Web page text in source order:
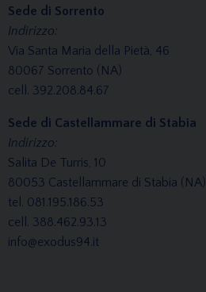
Sede di Sorrento
Indirizzo:
Via Santa Maria della Pietà, 46
80067 Sorrento (NA)
cell. 392.208.84.67
Sede di Castellammare di Stabia
Indirizzo:
Salita De Turris, 10
80053 Castellammare di Stabia (NA)
tel. 081.195.186.53
cell. 388.462.93.13
info@exodus94.it